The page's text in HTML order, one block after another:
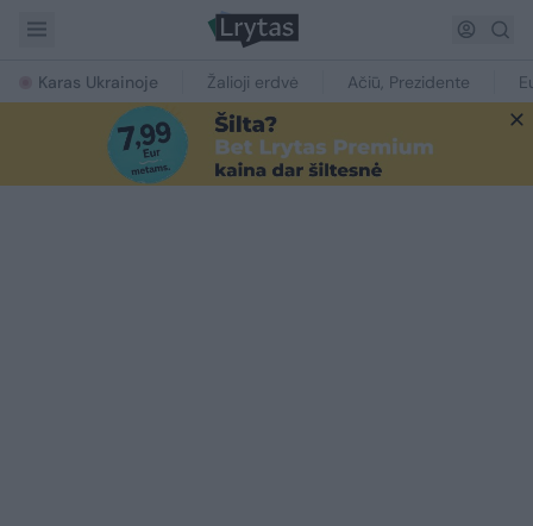
Karas Ukrainoje Žalioji erdvė Ačiū, Prezidente